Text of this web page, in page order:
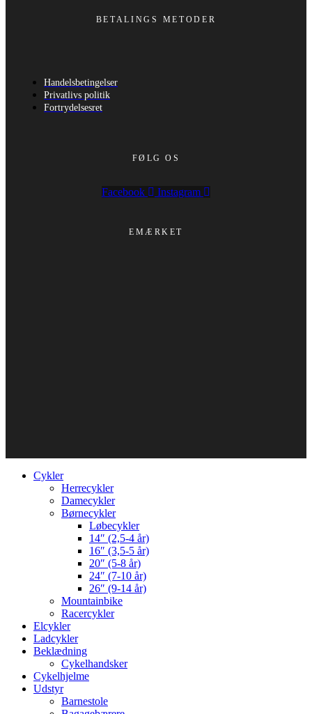
BETALINGS METODER
Handelsbetingelser
Privatlivs politik
Fortrydelsesret
FØLG OS
Facebook Instagram
EMÆRKET
Cykler
Herrecykler
Damecykler
Børnecykler
Løbecykler
14″ (2,5-4 år)
16″ (3,5-5 år)
20″ (5-8 år)
24″ (7-10 år)
26″ (9-14 år)
Mountainbike
Racercykler
Elcykler
Ladcykler
Beklædning
Cykelhandsker
Cykelhjelme
Udstyr
Barnestole